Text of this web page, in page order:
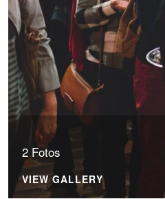
2 Fotos
VIEW GALLERY